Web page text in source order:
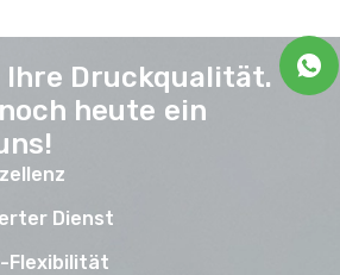
Ihre Druckqualität.
heute ein
Dienst
Flexibilität